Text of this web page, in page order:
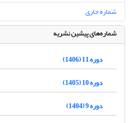
شماره جاری
شماره‌های پیشین نشریه
دوره 11 (1406)
دوره 10 (1405)
دوره 9 (1404)